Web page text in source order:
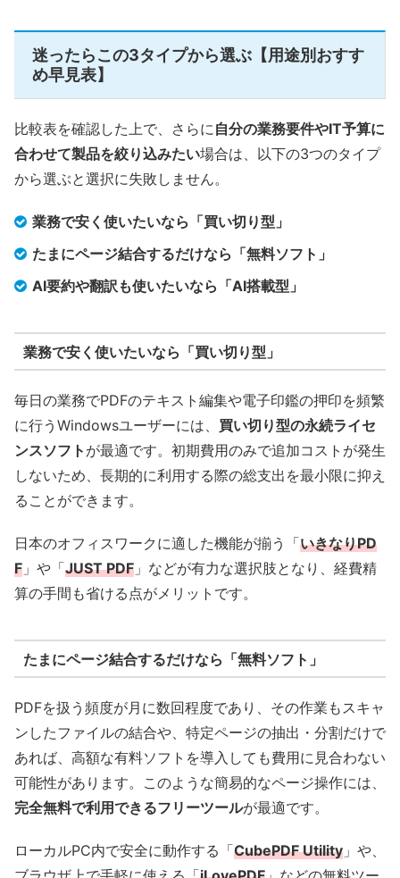
迷ったらこの3タイプから選ぶ【用途別おすす
め早見表】
比較表を確認した上で、さらに自分の業務要件やIT予算に
合わせて製品を絞り込みたい場合は、以下の3つのタイプ
から選ぶと選択に失敗しません。
業務で安く使いたいなら「買い切り型」
たまにページ結合するだけなら「無料ソフト」
AI要約や翻訳も使いたいなら「AI搭載型」
業務で安く使いたいなら「買い切り型」
毎日の業務でPDFのテキスト編集や電子印鑑の押印を頻繁
に行うWindowsユーザーには、 買い切り型の永続ライセ
ンスソフト が最適です。初期費用のみで追加コストが発生
しないため、長期的に利用する際の総支出を最小限に抑え
ることができます。
日本のオフィスワークに適した機能が揃う「いきなりPD
F 」や「JUST PDF 」などが有力な選択肢となり、経費精
算の手間も省ける点がメリットです。
たまにページ結合するだけなら「無料ソフト」
PDFを扱う頻度が月に数回程度であり、その作業もスキャ
ンしたファイルの結合や、特定ページの抽出・分割だけで
あれば、高額な有料ソフトを導入しても費用に見合わない
可能性があります。このような簡易的なページ操作には、
完全無料で利用できるフリーツールが最適です。
ローカルPC内で安全に動作する「CubePDF Utility 」や、